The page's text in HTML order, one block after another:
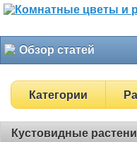
Обзор статей
Категории
Кустовидные